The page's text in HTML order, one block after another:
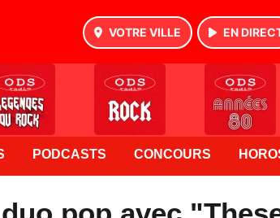
VOTRE VILLE EN
PODCASTS CONCOURS